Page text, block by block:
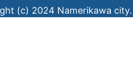
(c) 2024 Namerikawa